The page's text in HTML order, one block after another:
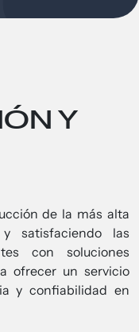
Y
de la más alta
satisfaciendo las
con soluciones
ofrecer un servicio
y confiabilidad en